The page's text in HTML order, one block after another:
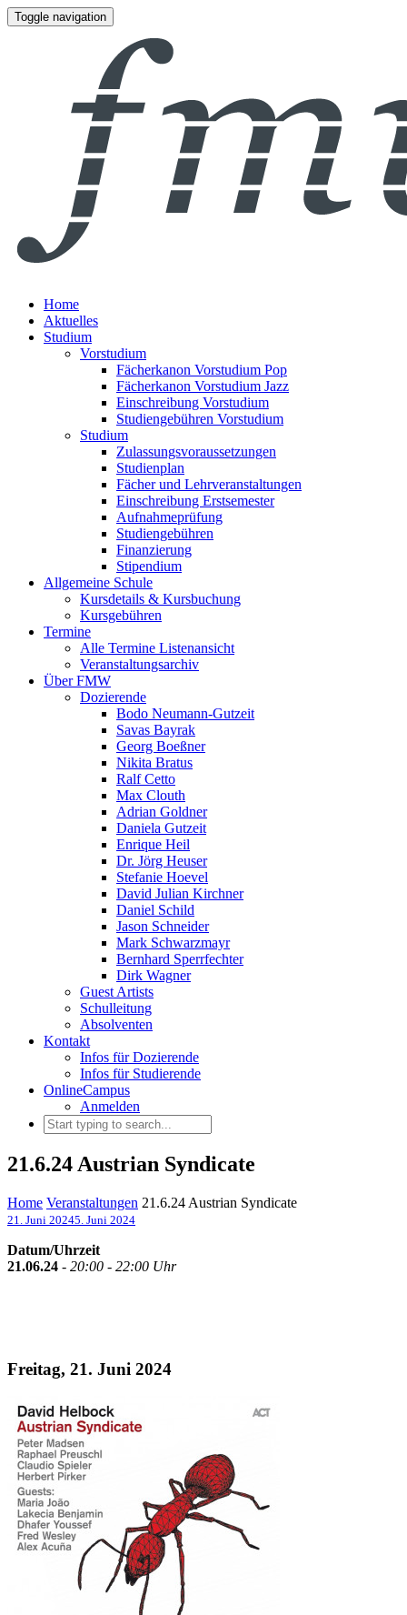
Toggle navigation
Home
Aktuelles
Studium
Vorstudium
Fächerkanon Vorstudium Pop
Fächerkanon Vorstudium Jazz
Einschreibung Vorstudium
Studiengebühren Vorstudium
Studium
Zulassungsvoraussetzungen
Studienplan
Fächer und Lehrveranstaltungen
Einschreibung Erstsemester
Aufnahmeprüfung
Studiengebühren
Finanzierung
Stipendium
Allgemeine Schule
Kursdetails & Kursbuchung
Kursgebühren
Termine
Alle Termine Listenansicht
Veranstaltungsarchiv
Über FMW
Dozierende
Bodo Neumann-Gutzeit
Savas Bayrak
Georg Boeßner
Nikita Bratus
Ralf Cetto
Max Clouth
Adrian Goldner
Daniela Gutzeit
Enrique Heil
Dr. Jörg Heuser
Stefanie Hoevel
David Julian Kirchner
Daniel Schild
Jason Schneider
Mark Schwarzmayr
Bernhard Sperrfechter
Dirk Wagner
Guest Artists
Schulleitung
Absolventen
Kontakt
Infos für Dozierende
Infos für Studierende
OnlineCampus
Anmelden
21.6.24 Austrian Syndicate
Home Veranstaltungen 21.6.24 Austrian Syndicate
21. Juni 20245. Juni 2024
Datum/Uhrzeit
21.06.24 - 20:00 - 22:00 Uhr
Freitag, 21. Juni 2024